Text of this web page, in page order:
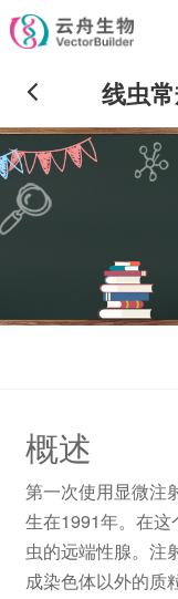
线虫
概述
第一次使用显微注
生在1991年。在
虫的远端性腺。注
成染色体以外的质